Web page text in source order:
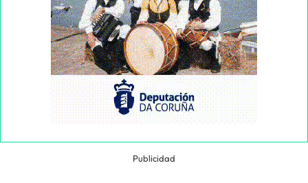
Publicidad